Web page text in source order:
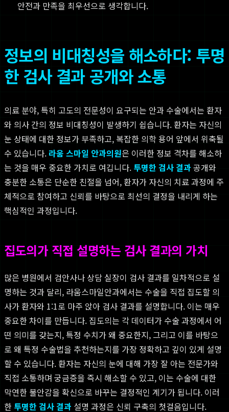
안전과 만족을 최우선으로 생각합니다.
정보의 비대칭성을 해소하다: 투명
한 검사 결과 공개와 소통
의료 분야, 특히 고도의 전문성이 요구되는 안과 수술에서는 환자
와 의사 간의 정보 비대칭성이 발생하기 쉽습니다. 환자는 자신의
눈 상태에 대한 정보가 부족하고, 복잡한 의학 용어 앞에서 위축될
수 있습니다. 라움 스마일 안과의원은 이러한 정보 격차를 해소하
는 것을 매우 중요한 가치로 여깁니다. 투명한 검사 결과 공개와
충분한 소통은 단순한 친절을 넘어, 환자가 자신의 치료 과정에 주
체적으로 참여하고 신뢰를 바탕으로 최선의 결정을 내리게 하는
핵심적인 과정입니다.
집도의가 직접 설명하는 검사 결과의 가치
많은 병원에서 검안사나 상담 실장이 검사 결과를 일차적으로 설
명하는 것과 달리, 라움스마일안과에서는 수술을 직접 집도할 의
사가 환자와 1:1로 마주 앉아 검사 결과를 설명합니다. 이는 매우
중요한 차이를 만듭니다. 집도의는 각 데이터가 수술 과정에서 어
떤 의미를 갖는지, 특정 수치가 왜 중요한지, 그리고 이를 바탕으
로 왜 특정 수술법을 추천하는지를 가장 정확하고 깊이 있게 설명
할 수 있습니다. 환자는 자신의 눈에 대해 가장 잘 아는 전문가와
직접 소통하며 궁금증을 즉시 해소할 수 있고, 이는 수술에 대한
막연한 불안감을 확신으로 바꾸는 결정적인 계기가 됩니다. 이러
한 투명한 검사 결과 설명 과정은 신뢰 구축의 첫걸음입니다.